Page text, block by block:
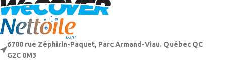
6700 rue Zéphirin-Paquet, Parc Armand-Viau. Québec QC
G2C 0M3